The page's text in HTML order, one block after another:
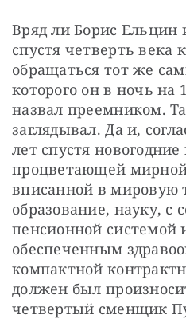
Вряд ли Борис Ельцин
спустя четверть века
обращаться тот же
которого он в ночь на
назвал преемником.
заглядывал. Да и,
лет спустя
процветающей
вписанной в мировую
образование, науку, с
пенсионной системой
обеспеченным
компактной
должен был
четвертый сменщик